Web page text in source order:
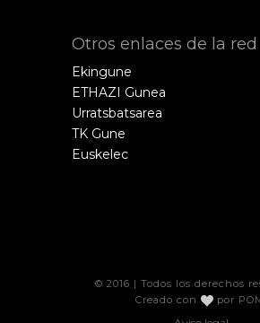
Otros enlaces de la red
Ekingune
ETHAZI Gunea
Urratsbatsarea
TK Gune
Euskelec
© 2016 | Todos los derechos
Creado con
por